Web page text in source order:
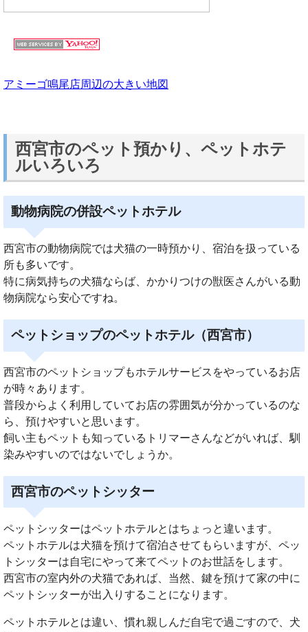
アミーゴ鳴尾店周辺の大きい地図
西宮市のペット預かり、ペットホテ
ルいろいろ
動物病院の併設ペットホテル
西宮市の動物病院では犬猫の一時預かり、宿泊を扱っている
所も多いです。
特に病気持ちの犬猫ならば、かかりつけの獣医さんがいる動
物病院なら安心ですね。
ペットショップのペットホテル（西宮市）
西宮市のペットショップもホテルサービスをやっているお店
が時々あります。
普段からよく利用していてお店の雰囲気が分かっているのな
ら、預けやすいと思います。
飼い主もペットも知っているトリマーさんなどがいれば、馴
染みやすいのではないでしょうか。
西宮市のペットシッター
ペットシッターはペットホテルとはちょっと違います。
ペットホテルは犬猫を預けて宿泊させてもらいますが、ペッ
トシッターは自宅にやって来てペットのお世話をします。
西宮市の室内外の犬猫であれば、当然、鍵を預けて家の中に
ペットシッターが出入りすることになります。
ペットホテルとは違い、慣れ親しんだ自宅で過ごすので、犬